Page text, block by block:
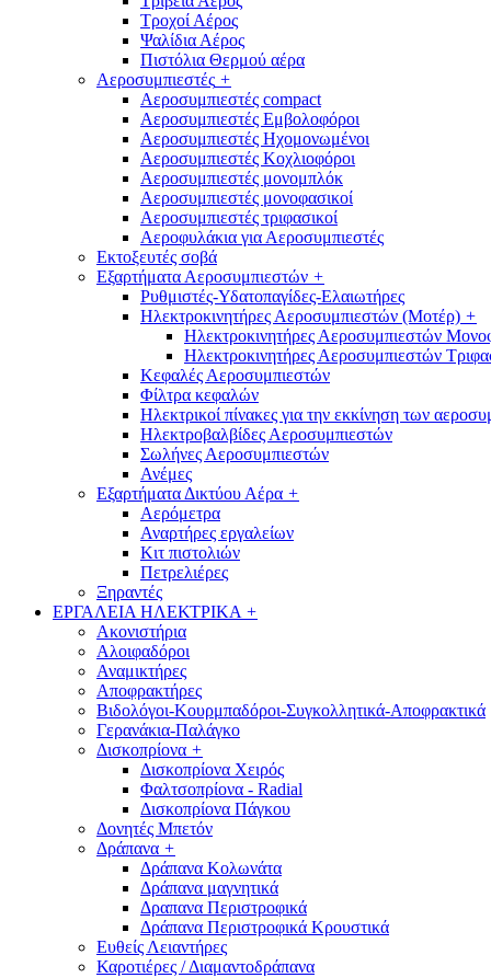
Τροχοί Αέρος
Ψαλίδια Αέρος
Πιστόλια Θερμού αέρα
Αεροσυμπιεστές +
Αεροσυμπιεστές compact
Αεροσυμπιεστές Εμβολοφόροι
Αεροσυμπιεστές Ηχομονωμένοι
Αεροσυμπιεστές Κοχλιοφόροι
Αεροσυμπιεστές μονομπλόκ
Αεροσυμπιεστές μονοφασικοί
Αεροσυμπιεστές τριφασικοί
Αεροφυλάκια για Αεροσυμπιεστές
Εκτοξευτές σοβά
Εξαρτήματα Αεροσυμπιεστών +
Ρυθμιστές-Υδατοπαγίδες-Ελαιωτήρες
Ηλεκτροκινητήρες Αεροσυμπιεστών (Μοτέρ) +
Ηλεκτροκινητήρες Αεροσυμπιεστών
Ηλεκτροκινητήρες Αεροσυμπιεστών
Κεφαλές Αεροσυμπιεστών
Φίλτρα κεφαλών
Ηλεκτρικοί πίνακες για την εκκίνηση των
Ηλεκτροβαλβίδες Αεροσυμπιεστών
Σωλήνες Αεροσυμπιεστών
Ανέμες
Εξαρτήματα Δικτύου Αέρα +
Αερόμετρα
Αναρτήρες εργαλείων
Κιτ πιστολιών
Πετρελιέρες
Ξηραντές
ΕΡΓΑΛΕΙΑ ΗΛΕΚΤΡΙΚΑ +
Ακονιστήρια
Αλοιφαδόροι
Αναμικτήρες
Αποφρακτήρες
Βιδολόγοι-Κουρμπαδόροι-Συγκολλητικά-Αποφρακτικά
Γερανάκια-Παλάγκο
Δισκοπρίονα +
Δισκοπρίονα Χειρός
Φαλτσοπρίονα - Radial
Δισκοπρίονα Πάγκου
Δονητές Μπετόν
Δράπανα +
Δράπανα Κολωνάτα
Δράπανα μαγνητικά
Δραπανα Περιστροφικά
Δράπανα Περιστροφικά Κρουστικά
Ευθείς Λειαντήρες
Καροτιέρες / Διαμαντοδράπανα